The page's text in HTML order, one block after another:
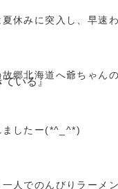
ている』
休みに突入し、早速
郷北海道へ爺ちゃん
ましたー(*^_^*)
人でのんびりラーメ